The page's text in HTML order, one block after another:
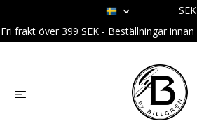
SEK
Fri frakt över 399 SEK - Beställningar